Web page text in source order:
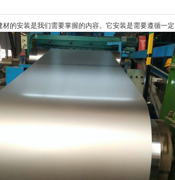
安装是我们需要掌握的内容。它安装是需要遵循一